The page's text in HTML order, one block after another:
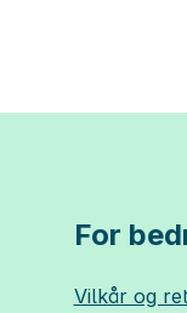
For
Vilkår og